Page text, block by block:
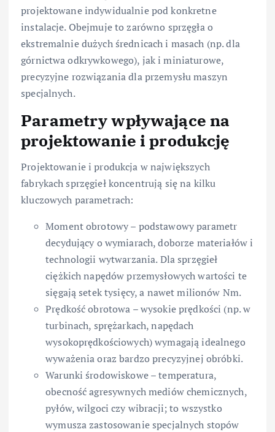
projektowane indywidualnie pod konkretne
instalacje. Obejmuje to zarówno sprzęgła o
ekstremalnie dużych średnicach i masach (np. dla
górnictwa odkrywkowego), jak i miniaturowe,
precyzyjne rozwiązania dla przemysłu maszyn
specjalnych.
Parametry wpływające na
projektowanie i produkcję
Projektowanie i produkcja w największych
fabrykach sprzęgieł koncentrują się na kilku
kluczowych parametrach:
Moment obrotowy – podstawowy parametr
decydujący o wymiarach, doborze materiałów i
technologii wytwarzania. Dla sprzęgieł
ciężkich napędów przemysłowych wartości te
sięgają setek tysięcy, a nawet milionów Nm.
Prędkość obrotowa – wysokie prędkości (np. w
turbinach, sprężarkach, napędach
wysokoprędkościowych) wymagają idealnego
wyważenia oraz bardzo precyzyjnej obróbki.
Warunki środowiskowe – temperatura,
obecność agresywnych mediów chemicznych,
pyłów, wilgoci czy wibracji; to wszystko
wymusza zastosowanie specjalnych stopów